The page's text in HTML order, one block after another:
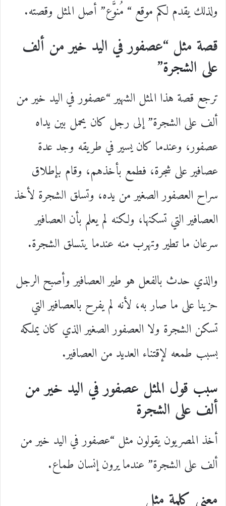
ولذلك يقدم لكم موقع “ مُنوَّع” أصل المثل وقصته.
قصة مثل “عصفور في اليد خير من ألف
على الشجرة”
ترجع قصة هذا المثل الشهير “عصفور في اليد خير من
ألف على الشجرة” إلى رجل كان يحمل بين يداه
عصفور، وعندما كان يسير في طريقه وجد عدة
عصافير على شجرة، فطمع بأخذهم، وقام بإطلاق
سراح العصفور الصغير من يده، وتسلق الشجرة لأخذ
العصافير التي تسكنها، ولكنه لم يعلم بأن العصافير
سرعان ما تطير وتهرب منه عندما يتسلق الشجرة.
والذي حدث بالفعل هو طير العصافير وأصبح الرجل
حزينا على ما صار به، لأنه لم يفرح بالعصافير التي
تسكن الشجرة ولا العصفور الصغير الذي كان يملكه
بسبب طمعه لإقتناء العديد من العصافير.
سبب قول المثل عصفور في اليد خير من
ألف على الشجرة
أخذ المصريون يقولون مثل “عصفور في اليد خير من
ألف على الشجرة” عندما يرون إنسان طماع.
معنى كلمة مثل